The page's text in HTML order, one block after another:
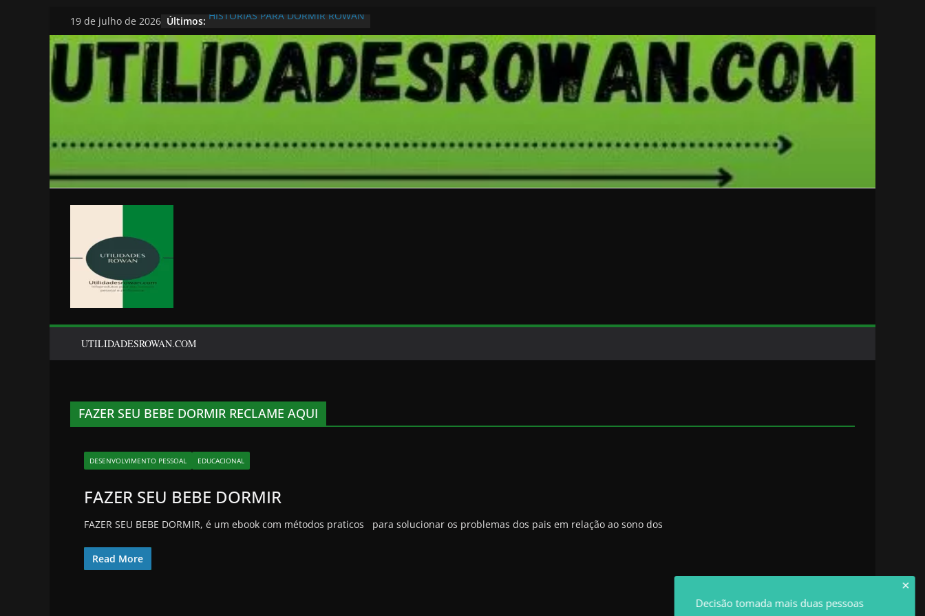
Pular
para
o
conteúdo
19 de julho de 2026 Últimos: HISTORIAS PARA DORMIR ROWAN
UTILIDADESROWAN.COM
FAZER SEU BEBE DORMIR RECLAME AQUI
DESENVOLVIMENTO PESSOAL EDUCACIONAL
FAZER SEU BEBE DORMIR
FAZER SEU BEBE DORMIR, é um ebook com métodos praticos para solucionar os problemas dos pais em relação ao sono dos
Read More
✕
Decisão tomada mais duas pessoas